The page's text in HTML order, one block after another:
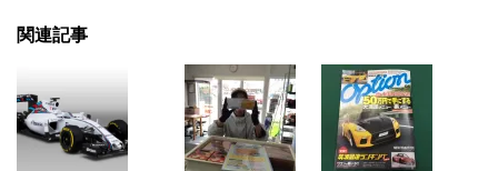
関連記事